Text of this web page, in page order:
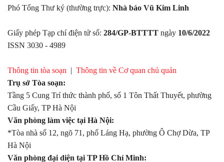
Phó Tổng Thư ký (thường trực): Nhà báo Vũ Kim Linh
Giấy phép Tạp chí điện tử số: 284/GP-BTTTT ngày 10/6/2022
ISSN 3030 - 4989
Thông tin tòa soạn | Thông tin về Cơ quan chủ quản
Trụ sở Tòa soạn:
Tầng 5 Cung Trí thức thành phố, số 1 Tôn Thất Thuyết, phường
Cầu Giấy, TP Hà Nội
Văn phòng làm việc tại Hà Nội:
*Tòa nhà số 12, ngõ 71, phố Láng Hạ, phường Ô Chợ Dừa, TP
Hà Nội
Văn phòng đại diện tại TP Hồ Chí Minh: